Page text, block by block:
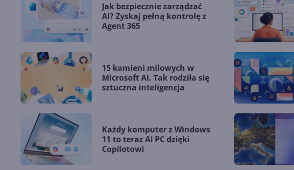
Jak bezpiecznie zarządzać
AI? Zyskaj pełną kontrolę z
Agent 365
15 kamieni milowych w
Microsoft AI. Tak rodziła się
sztuczna inteligencja
Każdy komputer z Windows
11 to teraz AI PC dzięki
Copilotowi